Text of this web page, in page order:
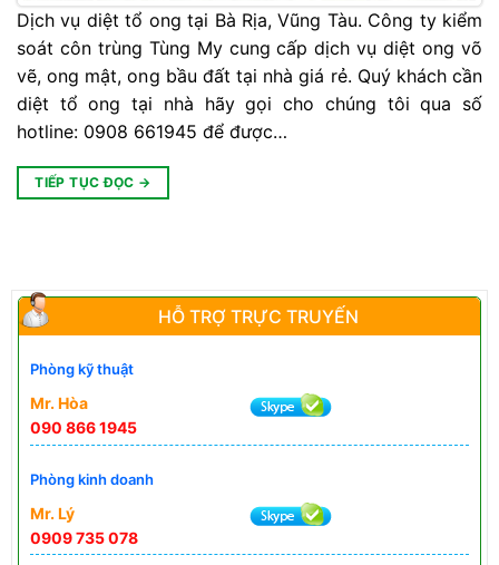
HỖ TRỢ TRỰC TRUYẾN
Phòng kỹ thuật
Mr. Hòa
090 866 1945
Phòng kinh doanh
Mr. Lý
0909 735 078
Dịch vụ diệt tổ ong tại Bà Rịa, Vũng Tàu. Công ty kiểm
soát côn trùng Tùng My cung cấp dịch vụ diệt ong võ
vẽ, ong mật, ong bầu đất tại nhà giá rẻ. Quý khách cần
diệt tổ ong tại nhà hãy gọi cho chúng tôi qua số
hotline: 0908 661945 để được…
TIẾP TỤC ĐỌC →